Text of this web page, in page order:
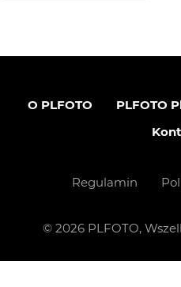
O PLFOTO PLFOTO
Regulamin
© 2026PLFOTO,